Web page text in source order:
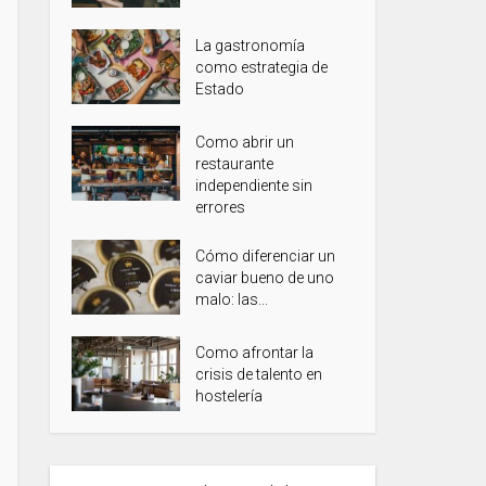
La gastronomía
como estrategia de
Estado
Como abrir un
restaurante
independiente sin
errores
Cómo diferenciar un
caviar bueno de uno
malo: las...
Como afrontar la
crisis de talento en
hostelería